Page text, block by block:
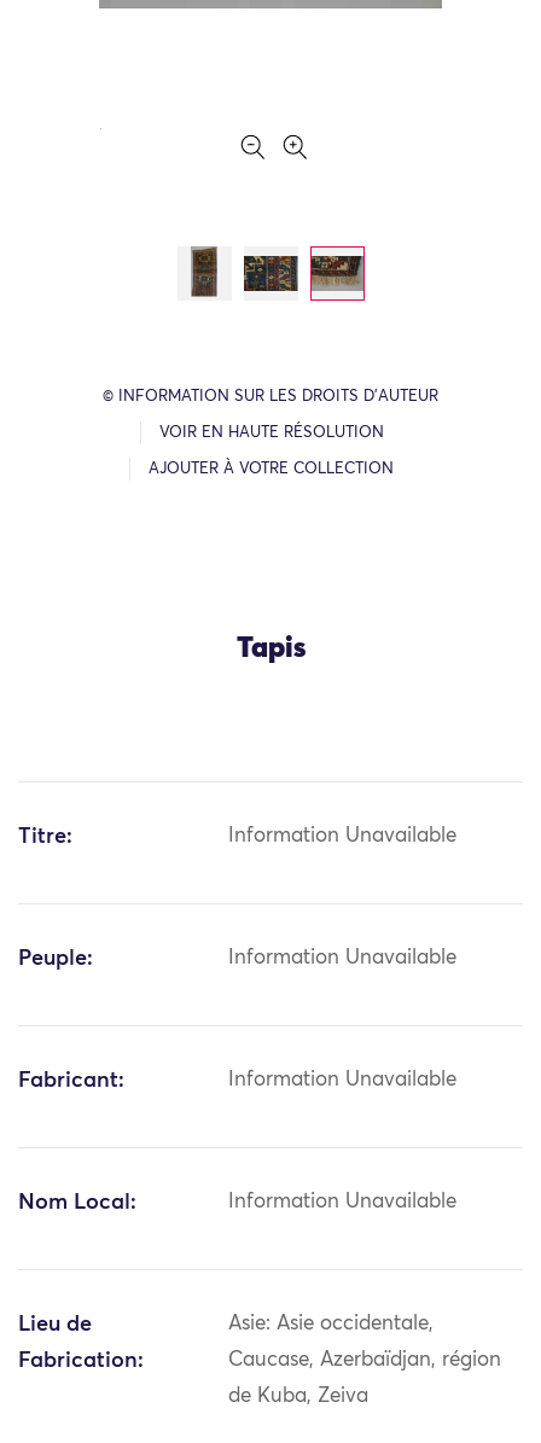
© INFORMATION SUR LES DROITS D’AUTEUR
VOIR EN HAUTE RÉSOLUTION
AJOUTER À VOTRE COLLECTION
Tapis
Titre: Information Unavailable
Peuple: Information Unavailable
Fabricant: Information Unavailable
Nom Local: Information Unavailable
Lieu de
Fabrication:
Asie: Asie occidentale,
Caucase, Azerbaïdjan, région
de Kuba, Zeiva